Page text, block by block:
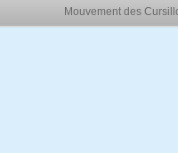
Mouvement des